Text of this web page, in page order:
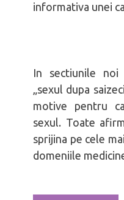
informativa unei
In sectiunile noi
„sexul dupa
motive pentru
sexul. Toate
sprijina pe cele
domeniile